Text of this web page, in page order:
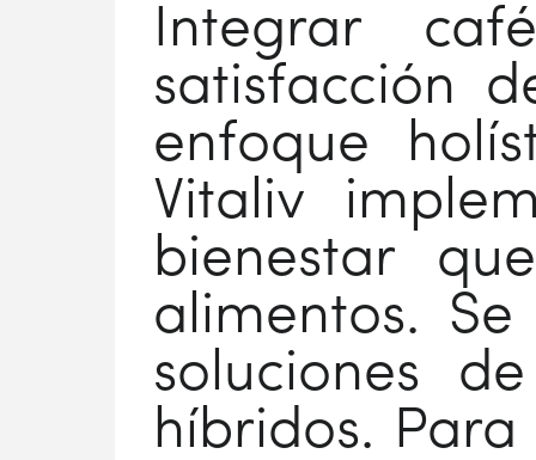
Integrar
satisfacción
enfoque
Vitaliv
bienestar
alimentos.
soluciones
híbridos.